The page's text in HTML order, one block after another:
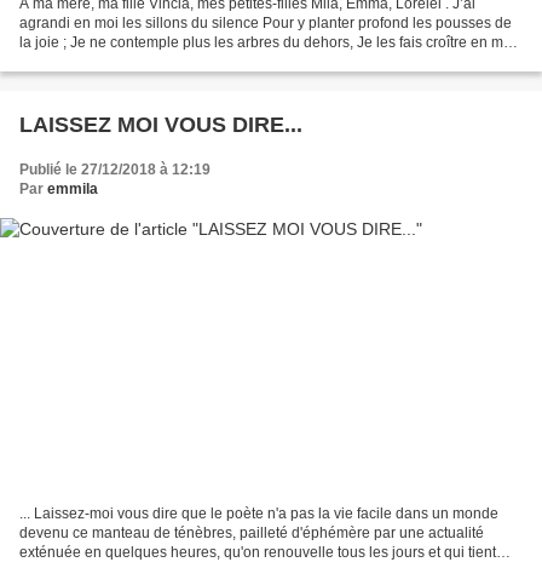
A ma mère, ma fille Vincia, mes petites-filles Mila, Emma, Lorelei . J’ai
agrandi en moi les sillons du silence Pour y planter profond les pousses de
la joie ; Je ne contemple plus les arbres du dehors, Je les fais croître en moi
LAISSEZ MOI VOUS DIRE...
Publié le 27/12/2018 à 12:19
Par emmila
... Laissez-moi vous dire que le poète n'a pas la vie facile dans un monde
devenu ce manteau de ténèbres, pailleté d'éphémère par une actualité
exténuée en quelques heures, qu'on renouvelle tous les jours et qui tient